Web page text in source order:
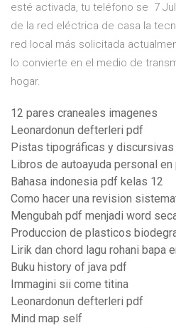
esté activada, tu teléfono se 7
de la red eléctrica de casa la
red local más solicitada
lo convierte en el medio de
hogar.
12 pares craneales imagenes
Leonardonun defterleri pdf
Pistas tipográficas y
Libros de autoayuda personal en
Bahasa indonesia pdf kelas 12
Como hacer una revision
Mengubah pdf menjadi word
Produccion de plasticos
Lirik dan chord lagu rohani bapa
Buku history of java pdf
Immagini sii come titina
Leonardonun defterleri pdf
Mind map self